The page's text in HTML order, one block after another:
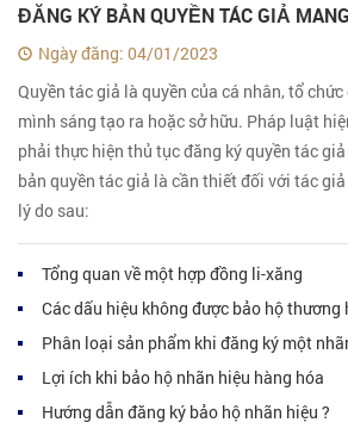
ĐĂNG KÝ BẢN QUYỀN TÁC GIẢ
Ngày đăng: 04/01/2023
Quyền tác giả là quyền của cá nhân, tổ
mình sáng tạo ra hoặc sở hữu. Pháp luật
phải thực hiện thủ tục đăng ký quyền tác
bản quyền tác giả là cần thiết đối với tác
lý do sau:
Tổng quan về một hợp đồng li-xăng
Các dấu hiệu không được bảo hộ thương
Phân loại sản phẩm khi đăng ký một
Lợi ích khi bảo hộ nhãn hiệu hàng hóa
Hướng dẫn đăng ký bảo hộ nhãn hiệu ?